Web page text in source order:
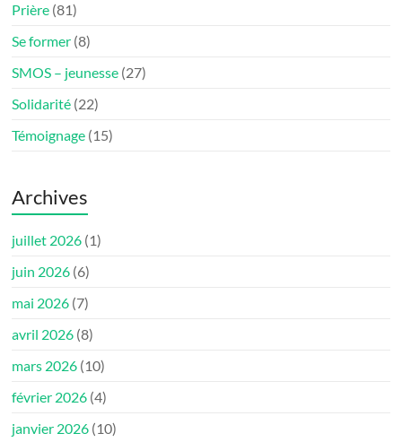
Prière (81)
Se former (8)
SMOS – jeunesse (27)
Solidarité (22)
Témoignage (15)
Archives
juillet 2026 (1)
juin 2026 (6)
mai 2026 (7)
avril 2026 (8)
mars 2026 (10)
février 2026 (4)
janvier 2026 (10)